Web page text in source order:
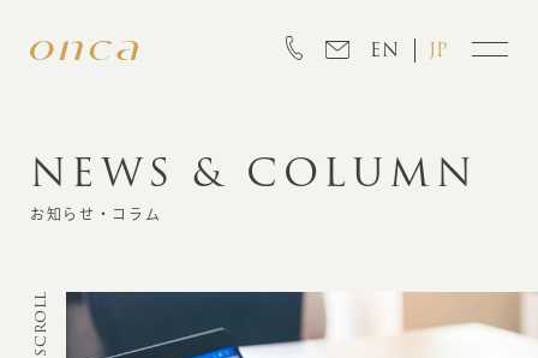
EN JP
INFORMATION
CREATION
NEWS & COLUMN
お知らせ・コラム
SCROLL